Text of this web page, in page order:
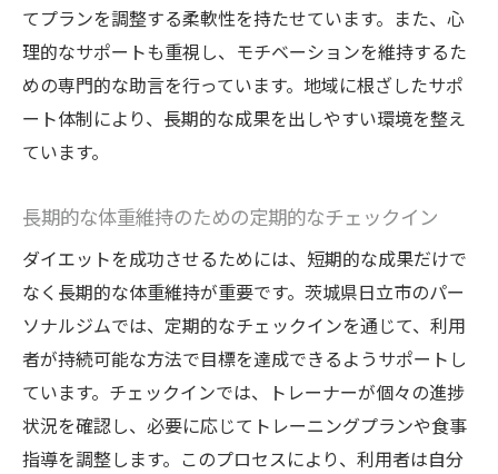
てプランを調整する柔軟性を持たせています。また、心
理的なサポートも重視し、モチベーションを維持するた
めの専門的な助言を行っています。地域に根ざしたサポ
ート体制により、長期的な成果を出しやすい環境を整え
ています。
長期的な体重維持のための定期的なチェックイン
ダイエットを成功させるためには、短期的な成果だけで
なく長期的な体重維持が重要です。茨城県日立市のパー
ソナルジムでは、定期的なチェックインを通じて、利用
者が持続可能な方法で目標を達成できるようサポートし
ています。チェックインでは、トレーナーが個々の進捗
状況を確認し、必要に応じてトレーニングプランや食事
指導を調整します。このプロセスにより、利用者は自分